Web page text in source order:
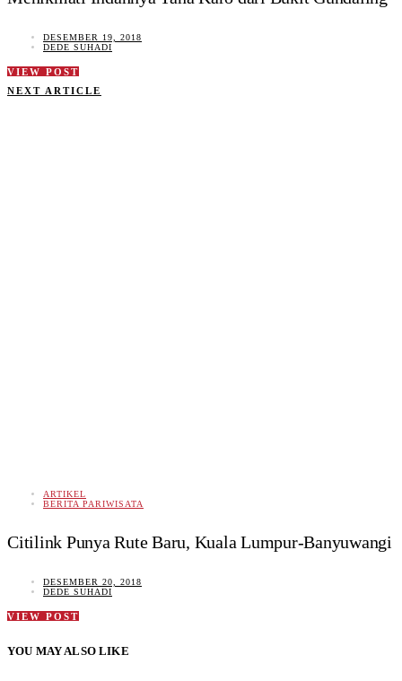
DESEMBER 19, 2018
DEDE SUHADI
VIEW POST
NEXT ARTICLE
ARTIKEL
BERITA PARIWISATA
Citilink Punya Rute Baru, Kuala Lumpur-Banyuwangi
DESEMBER 20, 2018
DEDE SUHADI
VIEW POST
YOU MAY ALSO LIKE